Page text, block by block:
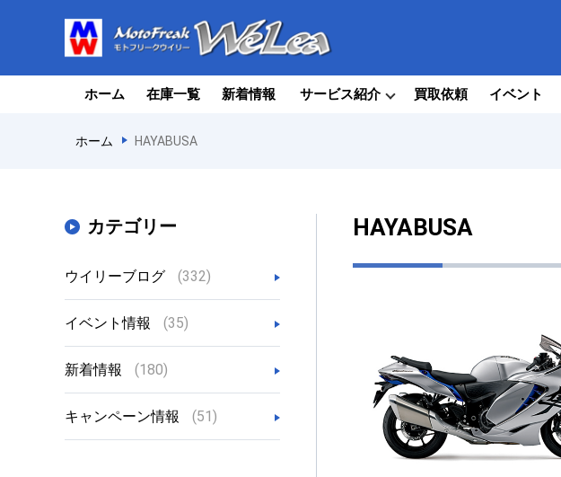
ホーム 在庫一覧 新着情報 サービス紹介 買取依頼 イベント
ホーム HAYABUSA
カテゴリー
ウイリーブログ (332)
イベント情報 (35)
新着情報 (180)
キャンペーン情報 (51)
HAYABUSA